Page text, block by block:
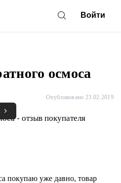
Войти
осмоса
Опубликовано 23.02.2019
покупаю уже давно, товар